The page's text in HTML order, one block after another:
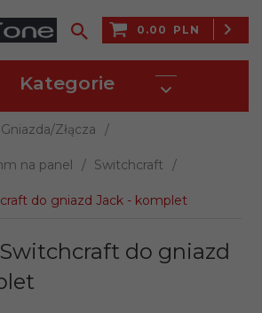
0.00 PLN
Kategorie
Gniazda/Złącza
na panel Switchcraft
do gniazd Jack - komplet
do gniazd